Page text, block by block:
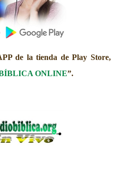
de la tienda de Play Store,
ONLINE”.